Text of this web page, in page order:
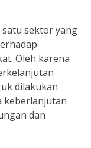
sektor yang
Oleh karena
dilakukan
keberlanjutan
dan